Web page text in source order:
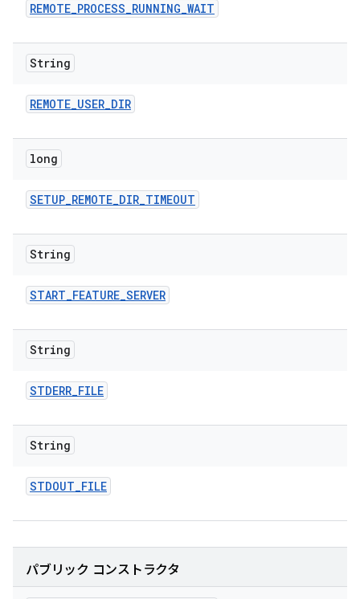
REMOTE_PROCESS_RUNNING_WAIT
String
REMOTE_USER_DIR
long
SETUP_REMOTE_DIR_TIMEOUT
String
START_FEATURE_SERVER
String
STDERR_FILE
String
STDOUT_FILE
パブリック コンストラクタ